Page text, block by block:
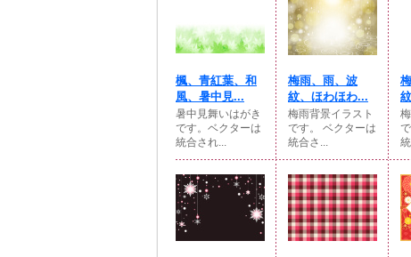
楓、青紅葉、和
風、暑中見...
暑中見舞いはがき
です。ベクターは
統合され...
梅雨、雨、波
紋、ほわほわ...
梅雨背景イラスト
です。 ベクターは
統合さ...